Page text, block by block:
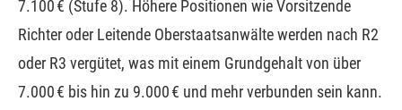
7.100 € (Stufe 8). Höhere Positionen wie Vorsitzende
Richter oder Leitende Oberstaatsanwälte werden nach R2
oder R3 vergütet, was mit einem Grundgehalt von über
7.000 € bis hin zu 9.000 € und mehr verbunden sein kann.